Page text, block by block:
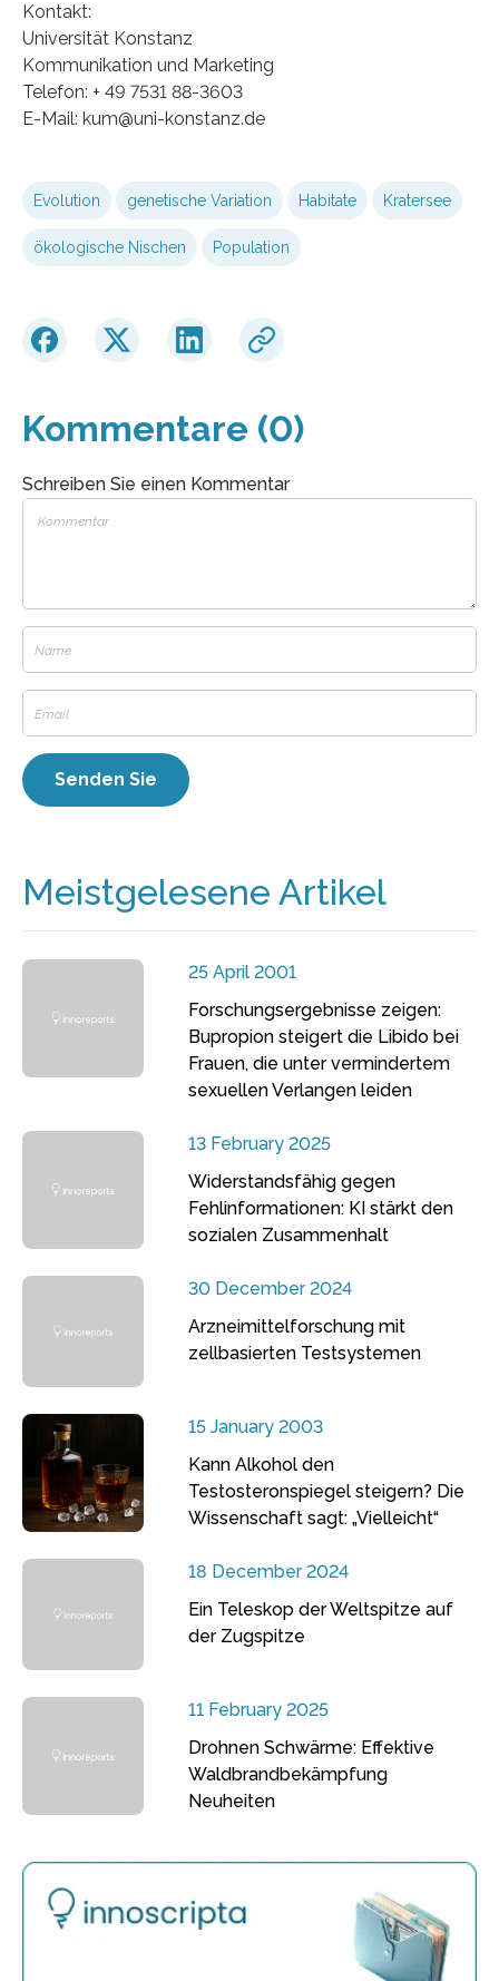
Kontakt:
Universität Konstanz
Kommunikation und Marketing
Telefon: + 49 7531 88-3603
E-Mail: kum@uni-konstanz.de
Evolution genetische Variation Habitate Kratersee
ökologische Nischen Population
Kommentare (0)
Schreiben Sie einen Kommentar
Meistgelesene Artikel
25 April 2001
Forschungsergebnisse zeigen:
Bupropion steigert die Libido bei
Frauen, die unter vermindertem
sexuellen Verlangen leiden
13 February 2025
Widerstandsfähig gegen
Fehlinformationen: KI stärkt den
sozialen Zusammenhalt
30 December 2024
Arzneimittelforschung mit
zellbasierten Testsystemen
15 January 2003
Kann Alkohol den
Testosteronspiegel steigern? Die
Wissenschaft sagt: „Vielleicht“
18 December 2024
Ein Teleskop der Weltspitze auf
der Zugspitze
11 February 2025
Drohnen Schwärme: Effektive
Waldbrandbekämpfung
Neuheiten